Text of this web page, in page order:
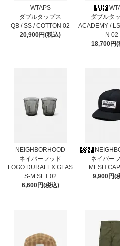
WTAPS
ダブルタップス
QB / SS / COTTON 02
20,900円(税込)
ダブルタ
ACADEMY /
N 02
18,700円(
NEIGHBORHOOD
ネイバーフッド
LOGO DURALEX GLAS
S-M SET 02
6,600円(税込)
ネイバー
MESH
9,900円(